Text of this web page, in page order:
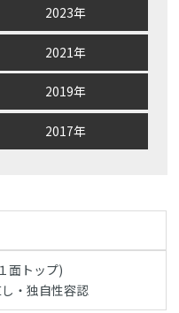
2023年
2021年
2019年
2017年
面トップ)
・独自性容認